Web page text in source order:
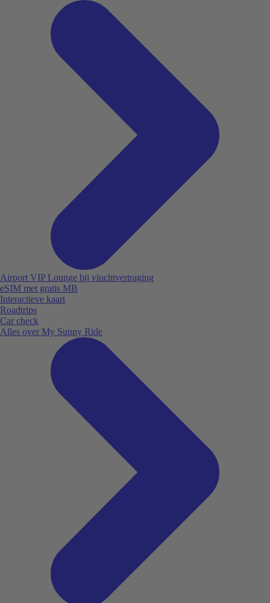
Airport VIP Lounge bij vluchtvertraging
eSIM met gratis MB
Interactieve kaart
Roadtrips
Car check
Alles over My Sunny Ride